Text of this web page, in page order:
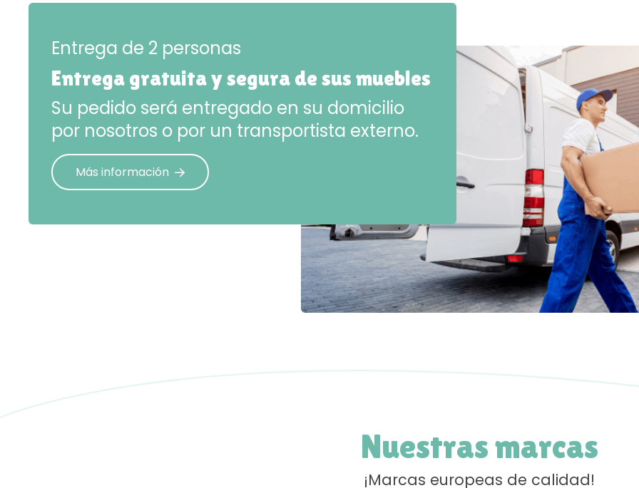
Entrega de 2 personas
Entrega gratuita y segura de sus muebles
Su pedido será entregado en su domicilio
por nosotros o por un transportista externo.
Más información
Nuestras marcas
¡Marcas europeas de calidad!